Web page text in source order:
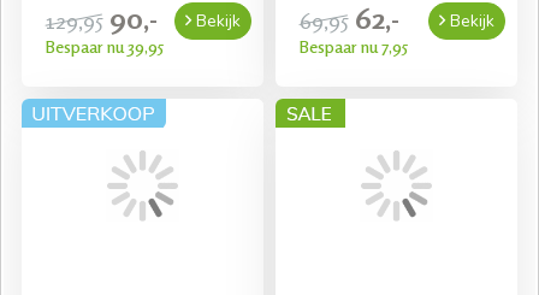
129,95 90,-
Bespaar nu 39,95
Bekijk 69,95 62,-
Bespaar nu 7,95
Bekijk